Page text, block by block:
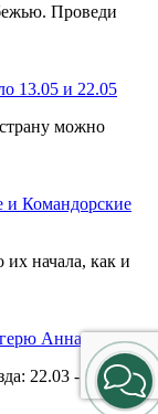
Проведи
13.05 и 22.05
можно
и Командорские
их начала, как и
Аннапурны
22.03 - 04.04 и